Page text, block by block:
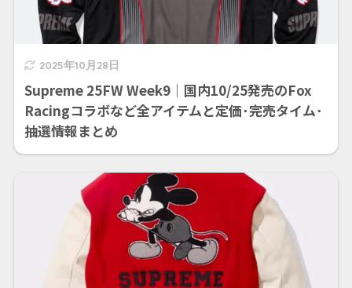
2025年10月28日
Supreme 25FW Week9｜国内10/25発売のFox
Racingコラボなど全アイテムと定価･完売タイム･
抽選情報まとめ